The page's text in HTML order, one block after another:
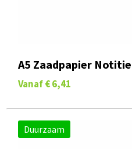
A5 Zaadpapier
Vanaf € 6,41
Duurzaam